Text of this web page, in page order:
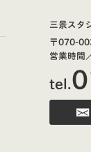
三景スタ
〒070-
営業時間
tel.